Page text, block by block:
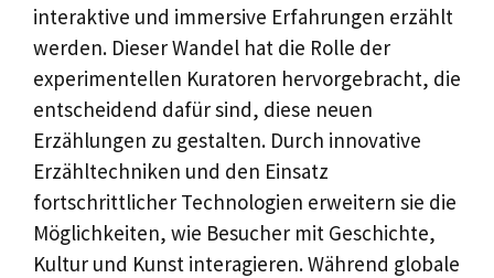
interaktive und immersive Erfahrungen erzählt
werden. Dieser Wandel hat die Rolle der
experimentellen Kuratoren hervorgebracht, die
entscheidend dafür sind, diese neuen
Erzählungen zu gestalten. Durch innovative
Erzähltechniken und den Einsatz
fortschrittlicher Technologien erweitern sie die
Möglichkeiten, wie Besucher mit Geschichte,
Kultur und Kunst interagieren. Während globale